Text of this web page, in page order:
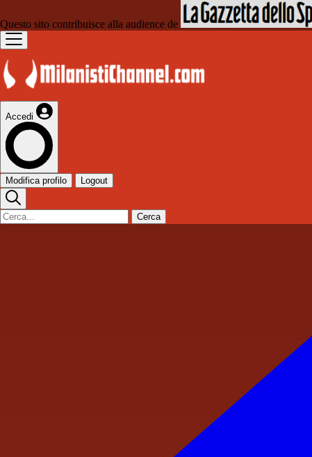
Questo sito contribuisce alla audience de
Accedi
Modifica profilo Logout
Cerca